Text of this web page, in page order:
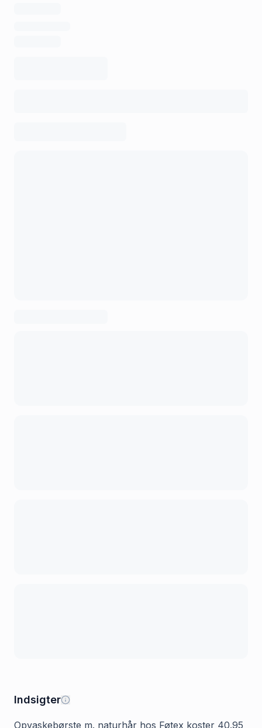
Indsigter
Opvaskebørste m. naturhår hos Føtex koster 40.95